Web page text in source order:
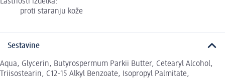
Lastnosti izdelka:
proti staranju kože
Sestavine
Aqua, Glycerin, Butyrospermum Parkii Butter, Cetearyl Alcohol,
Triisostearin, C12-15 Alkyl Benzoate, Isopropyl Palmitate,